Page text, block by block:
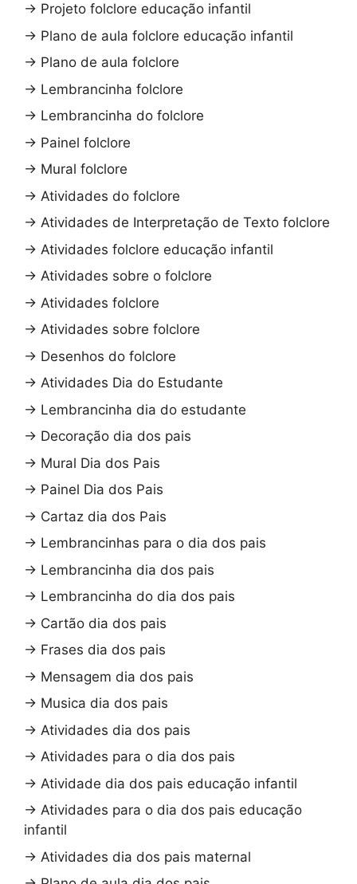
→ Projeto folclore educação infantil
→ Plano de aula folclore educação infantil
→ Plano de aula folclore
→ Lembrancinha folclore
→ Lembrancinha do folclore
→ Painel folclore
→ Mural folclore
→ Atividades do folclore
→ Atividades de Interpretação de Texto folclore
→ Atividades folclore educação infantil
→ Atividades sobre o folclore
→ Atividades folclore
→ Atividades sobre folclore
→ Desenhos do folclore
→ Atividades Dia do Estudante
→ Lembrancinha dia do estudante
→ Decoração dia dos pais
→ Mural Dia dos Pais
→ Painel Dia dos Pais
→ Cartaz dia dos Pais
→ Lembrancinhas para o dia dos pais
→ Lembrancinha dia dos pais
→ Lembrancinha do dia dos pais
→ Cartão dia dos pais
→ Frases dia dos pais
→ Mensagem dia dos pais
→ Musica dia dos pais
→ Atividades dia dos pais
→ Atividades para o dia dos pais
→ Atividade dia dos pais educação infantil
→ Atividades para o dia dos pais educação
infantil
→ Atividades dia dos pais maternal